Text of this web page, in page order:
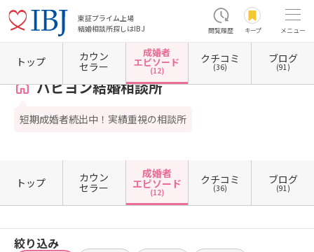
東証プライム上場
結婚相談所探しはIBJ
閲覧履歴 キープ メニュー
ホーム 山梨県の結婚相談所 パピヨン結婚相談所 成婚者エピソード一覧
パピヨン結婚相談所
短期成婚者続出中！実績重視の相談所
トップ カウン
セラー
成婚者
エピソード
(12)
クチコミ
(36)
ブログ
(91)
トップ カウン
セラー
成婚者
エピソード
(12)
クチコミ
(36)
ブログ
(91)
絞り込み